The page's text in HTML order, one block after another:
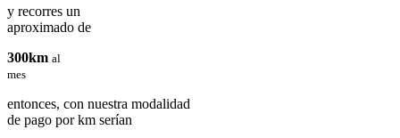
y recorres un
aproximado de
300km al
mes
entonces, con nuestra modalidad
de pago por km serían